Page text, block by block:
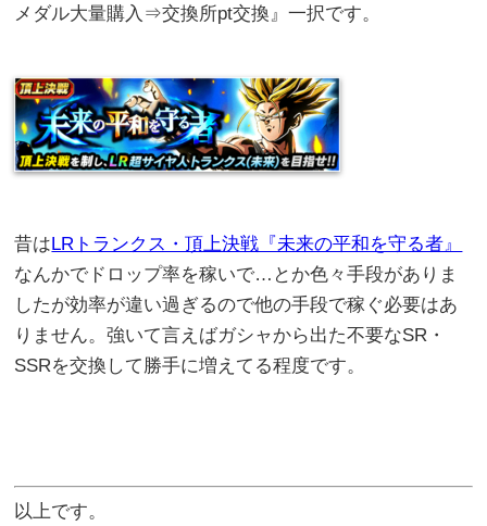
メダル大量購入⇒交換所pt交換』一択です。
昔はLRトランクス・頂上決戦『未来の平和を守る者』
なんかでドロップ率を稼いで…とか色々手段がありま
したが効率が違い過ぎるので他の手段で稼ぐ必要はあ
りません。強いて言えばガシャから出た不要なSR・
SSRを交換して勝手に増えてる程度です。
以上です。